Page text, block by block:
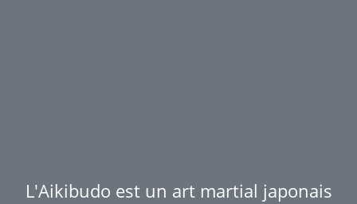
L'Aikibudo est un art martial japonais